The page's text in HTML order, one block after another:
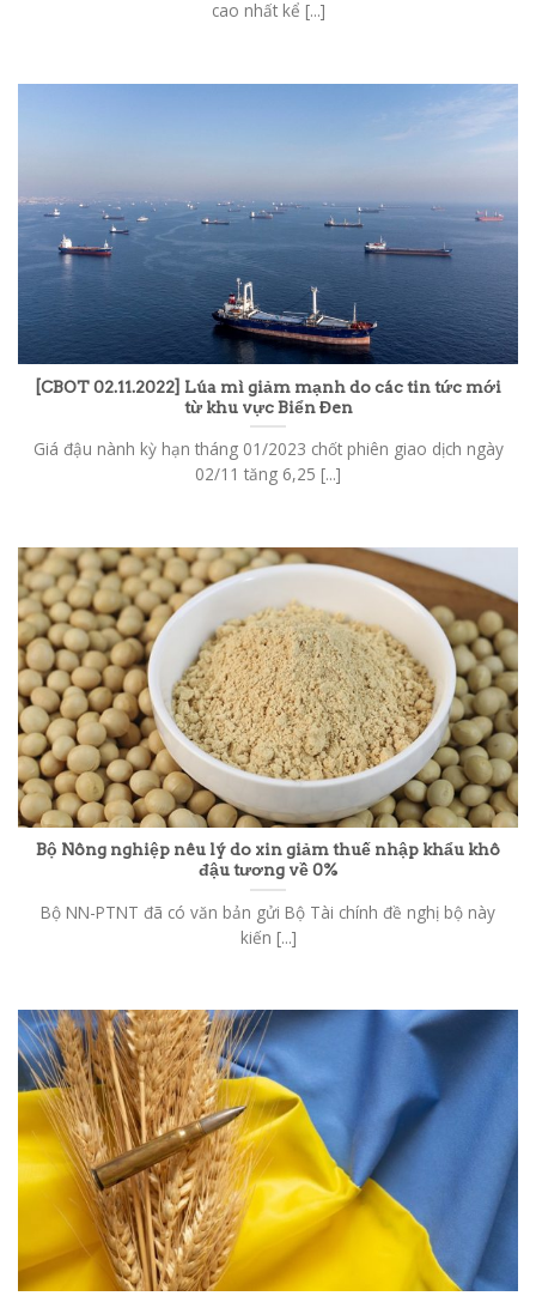
cao nhất kể [...]
[CBOT 02.11.2022] Lúa mì giảm mạnh do các tin tức mới
từ khu vực Biển Đen
Giá đậu nành kỳ hạn tháng 01/2023 chốt phiên giao dịch ngày
02/11 tăng 6,25 [...]
Bộ Nông nghiệp nêu lý do xin giảm thuế nhập khẩu khô
đậu tương về 0%
Bộ NN-PTNT đã có văn bản gửi Bộ Tài chính đề nghị bộ này
kiến [...]